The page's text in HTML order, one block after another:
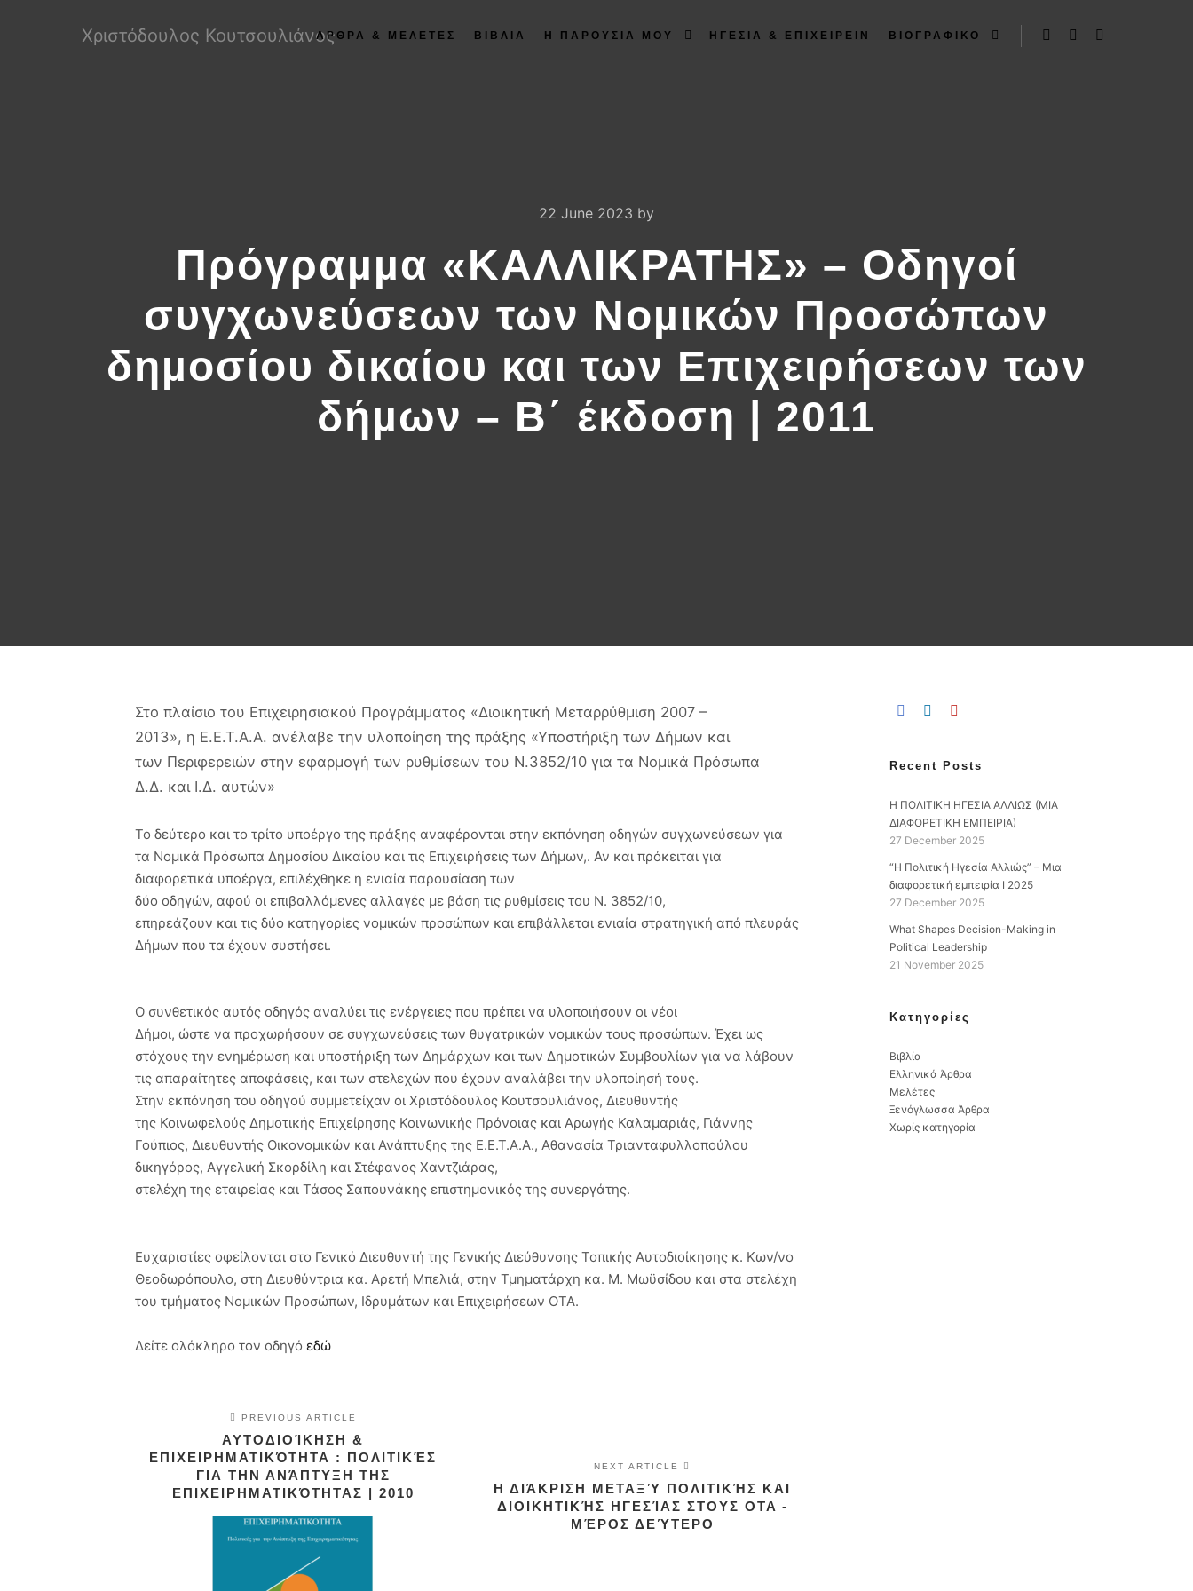
Χριστόδουλος ΚουτσουλιάνοςΑΡΘΡΑ & ΜΕΛΕΤΕΣ ΒΙΒΛΙΑ Η ΠΑΡΟΥΣΙΑ ΜΟΥ ΗΓΕΣΙΑ & ΕΠΙΧΕΙΡΕΙΝ ΒΙΟΓΡΑΦΙΚΟ
22 June 2023 by
Πρόγραµµα «ΚΑΛΛΙΚΡΑΤΗΣ» – Οδηγοί
συγχωνεύσεων των Νοµικών Προσώπων
δηµοσίου δικαίου και των Επιχειρήσεων των
δήµων – Β΄ έκδοση | 2011
Στο πλαίσιο του Επιχειρησιακού Προγράµµατος «∆ιοικητική Μεταρρύθµιση 2007 –
2013», η Ε.Ε.Τ.Α.Α. ανέλαβε την υλοποίηση της πράξης «Υποστήριξη των ∆ήµων και
των Περιφερειών στην εφαρµογή των ρυθµίσεων του Ν.3852/10 για τα Νοµικά Πρόσωπα
∆.∆. και Ι.∆. αυτών»
Το δεύτερο και το τρίτο υποέργο της πράξης αναφέρονται στην εκπόνηση οδηγών συγχωνεύσεων για
τα Νοµικά Πρόσωπα ∆ηµοσίου ∆ικαίου και τις Επιχειρήσεις των ∆ήµων,. Αν και πρόκειται για
διαφορετικά υποέργα, επιλέχθηκε η ενιαία παρουσίαση των
δύο οδηγών, αφού οι επιβαλλόµενες αλλαγές µε βάση τις ρυθµίσεις του Ν. 3852/10,
επηρεάζουν και τις δύο κατηγορίες νοµικών προσώπων και επιβάλλεται ενιαία στρατηγική από πλευράς
∆ήµων που τα έχουν συστήσει.
Ο συνθετικός αυτός οδηγός αναλύει τις ενέργειες που πρέπει να υλοποιήσουν οι νέοι
∆ήµοι, ώστε να προχωρήσουν σε συγχωνεύσεις των θυγατρικών νοµικών τους προσώπων. Έχει ως
στόχους την ενηµέρωση και υποστήριξη των ∆ηµάρχων και των ∆ηµοτικών Συµβουλίων για να λάβουν
τις απαραίτητες αποφάσεις, και των στελεχών που έχουν αναλάβει την υλοποίησή τους.
Στην εκπόνηση του οδηγού συµµετείχαν οι Χριστόδουλος Κουτσουλιάνος, ∆ιευθυντής
της Κοινωφελούς ∆ηµοτικής Επιχείρησης Κοινωνικής Πρόνοιας και Αρωγής Καλαµαριάς, Γιάννης
Γούπιος, ∆ιευθυντής Οικονοµικών και Ανάπτυξης της Ε.Ε.Τ.Α.Α., Αθανασία Τριανταφυλλοπούλου
δικηγόρος, Αγγελική Σκορδίλη και Στέφανος Χαντζιάρας,
στελέχη της εταιρείας και Τάσος Σαπουνάκης επιστηµονικός της συνεργάτης.
Ευχαριστίες οφείλονται στο Γενικό ∆ιευθυντή της Γενικής ∆ιεύθυνσης Τοπικής Αυτοδιοίκησης κ. Κων/νο
Θεοδωρόπουλο, στη ∆ιευθύντρια κα. Αρετή Μπελιά, στην Τµηµατάρχη κα. Μ. Μωϋσίδου και στα στελέχη
του τµήµατος Νοµικών Προσώπων, Ιδρυµάτων και Επιχειρήσεων ΟΤΑ.
Δείτε ολόκληρο τον οδηγό εδώ
PREVIOUS ARTICLE
ΑΥΤΟΔΙΟΊΚΗΣΗ &
ΕΠΙΧΕΙΡΗΜΑΤΙΚΌΤΗΤΑ : ΠΟΛΙΤΙΚΈΣ
ΓΙΑ ΤΗΝ ΑΝΆΠΤΥΞΗ ΤΗΣ
ΕΠΙΧΕΙΡΗΜΑΤΙΚΌΤΗΤΑΣ | 2010
NEXT ARTICLE
Η ΔΙΆΚΡΙΣΗ ΜΕΤΑΞΎ ΠΟΛΙΤΙΚΉΣ ΚΑΙ
ΔΙΟΙΚΗΤΙΚΉΣ ΗΓΕΣΊΑΣ ΣΤΟΥΣ OTA -
ΜΈΡΟΣ ΔΕΎΤΕΡΟ
Recent Posts
Η ΠΟΛΙΤΙΚΗ ΗΓΕΣΙΑ ΑΛΛΙΩΣ (ΜΙΑ
ΔΙΑΦΟΡΕΤΙΚΗ ΕΜΠΕΙΡΙΑ)
27 December 2025
“Η Πολιτική Ηγεσία Αλλιώς” – Μια
διαφορετική εμπειρία Ι 2025
27 December 2025
What Shapes Decision-Making in
Political Leadership
21 November 2025
Kατηγορίες
Βιβλία
Ελληνικά Άρθρα
Μελέτες
Ξενόγλωσσα Άρθρα
Χωρίς κατηγορία